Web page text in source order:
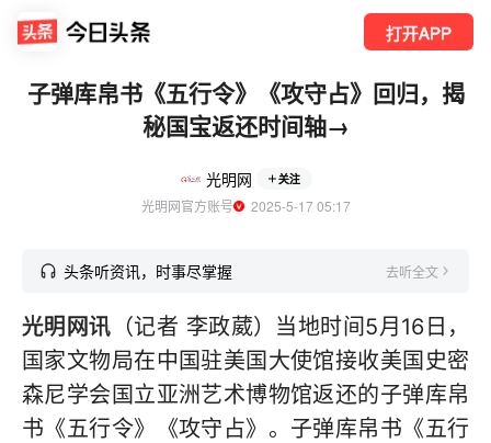
打开APP
子弹库帛书《五行令》《攻守占》回归，揭
秘国宝返还时间轴→
光明网 关注
光明网官方账号
  2025-5-17 05:17
头条听资讯，时事尽掌握 去听全文
光明网讯 （记者 李政葳）当地时间5月16日，
国家文物局在中国驻美国大使馆接收美国史密
森尼学会国立亚洲艺术博物馆返还的子弹库帛
书《五行令》《攻守占》。子弹库帛书《五行